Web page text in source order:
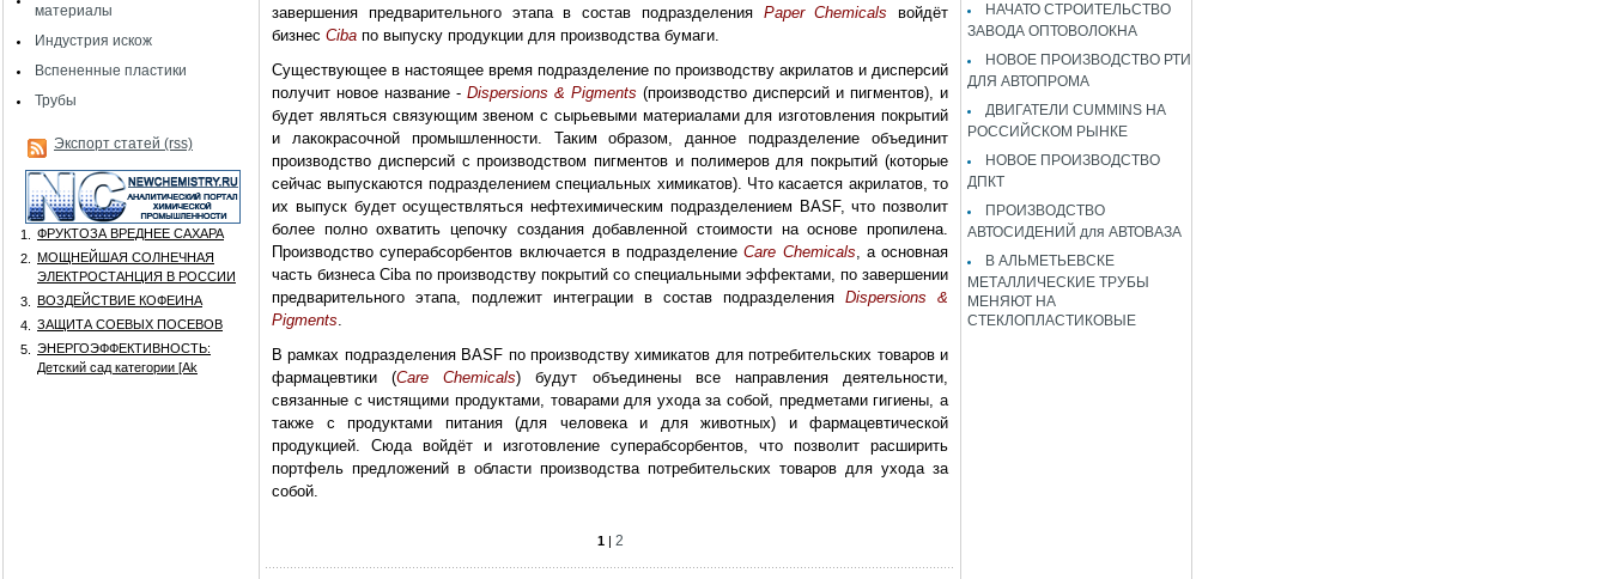
материалы
Индустрия искож
Вспененные пластики
Трубы
Экспорт статей (rss)
1.
ФРУКТОЗА ВРЕДНЕЕ САХАРА
2.
МОЩНЕЙШАЯ СОЛНЕЧНАЯ
ЭЛЕКТРОСТАНЦИЯ В РОССИИ
3.
ВОЗДЕЙСТВИЕ КОФЕИНА
4.
ЗАЩИТА СОЕВЫХ ПОСЕВОВ
5.
ЭНЕРГОЭФФЕКТИВНОСТЬ:
Детский сад категории [Аk
завершения предварительного этапа в состав подразделения Paper Chemicals войдёт
бизнес Ciba по выпуску продукции для производства бумаги.
Существующее в настоящее время подразделение по производству акрилатов и дисперсий
получит новое название - Dispersions & Pigments (производство дисперсий и пигментов), и
будет являться связующим звеном с сырьевыми материалами для изготовления покрытий
и лакокрасочной промышленности. Таким образом, данное подразделение объединит
производство дисперсий с производством пигментов и полимеров для покрытий (которые
сейчас выпускаются подразделением специальных химикатов). Что касается акрилатов, то
их выпуск будет осуществляться нефтехимическим подразделением BASF, что позволит
более полно охватить цепочку создания добавленной стоимости на основе пропилена.
Производство суперабсорбентов включается в подразделениеCare Chemicals, а основная
часть бизнеса Ciba по производству покрытий со специальными эффектами, по завершении
предварительного этапа, подлежит интеграции в состав подразделения Dispersions &
Pigments.
В рамках подразделения BASF по производству химикатов для потребительских товаров и
фармацевтики (Care Chemicals) будут объединены все направления деятельности,
связанные с чистящими продуктами, товарами для ухода за собой, предметами гигиены, а
также с продуктами питания (для человека и для животных) и фармацевтической
продукцией. Сюда войдёт и изготовление суперабсорбентов, что позволит расширить
портфель предложений в области производства потребительских товаров для ухода за
собой.
1| 2
НАЧАТО СТРОИТЕЛЬСТВО
ЗАВОДА ОПТОВОЛОКНА
НОВОЕ ПРОИЗВОДСТВО РТИ
ДЛЯ АВТОПРОМА
ДВИГАТЕЛИ CUMMINS НА
РОССИЙСКОМ РЫНКЕ
НОВОЕ ПРОИЗВОДСТВО
ДПКТ
ПРОИЗВОДСТВО
АВТОСИДЕНИЙ для АВТОВАЗА
В АЛЬМЕТЬЕВСКЕ
МЕТАЛЛИЧЕСКИЕ ТРУБЫ
МЕНЯЮТ НА
СТЕКЛОПЛАСТИКОВЫЕ